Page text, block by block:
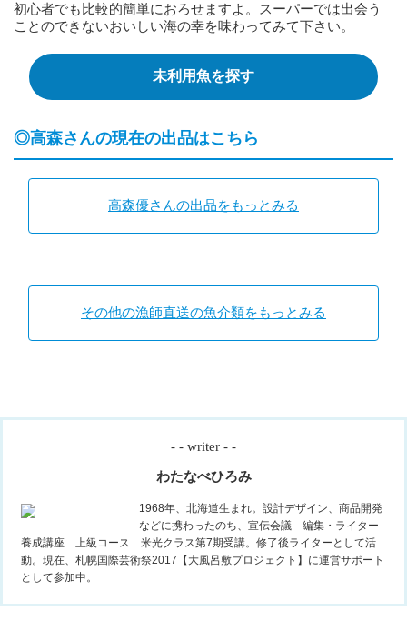
初心者でも比較的簡単におろせますよ。スーパーでは出会う
ことのできないおいしい海の幸を味わってみて下さい。
未利用魚を探す
◎高森さんの現在の出品はこちら
高森優さんの出品をもっとみる
その他の漁師直送の魚介類をもっとみる
- - writer - -
わたなべひろみ
1968年、北海道生まれ。設計デザイン、商品開発
などに携わったのち、宣伝会議 編集・ライター
養成講座 上級コース 米光クラス第7期受講。修了後ライターとして活
動。現在、札幌国際芸術祭2017【大風呂敷プロジェクト】に運営サポート
として参加中。